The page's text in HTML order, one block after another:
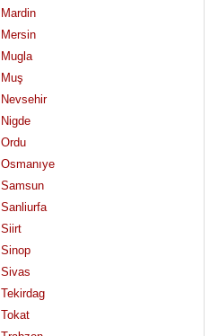
Mardin
Mersin
Mugla
Muş
Nevsehir
Nigde
Ordu
Osmanıye
Samsun
Sanliurfa
Siirt
Sinop
Sivas
Tekirdag
Tokat